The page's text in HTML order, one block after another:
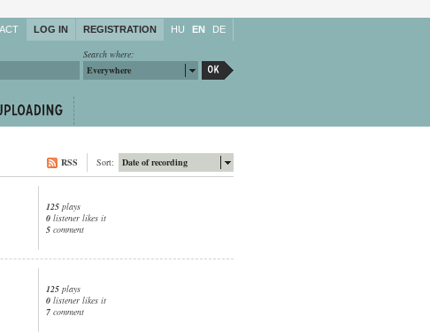
LOG IN REGISTRATION HU EN DE
Search where:
Everywhere
Date of recording
Sort:
RSS
125 plays
0 listener likes it
5 comment
125 plays
0 listener likes it
7 comment